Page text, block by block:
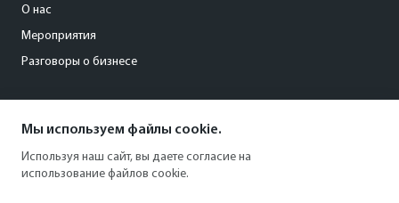
О нас
Мероприятия
Разговоры о бизнесе
+7 (495) 797-69-70
Мы используем файлы cookie.
Используя наш сайт, вы даете согласие на
использование файлов cookie.